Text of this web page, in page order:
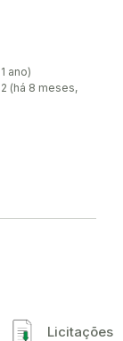
ano)
(há 8 meses,
Licitações